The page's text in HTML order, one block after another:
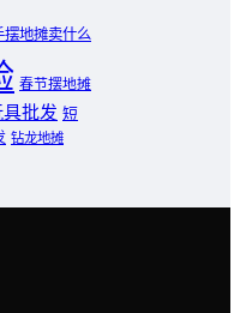
摆地摊卖什么
春节摆地摊
具批发 短
钻龙地摊